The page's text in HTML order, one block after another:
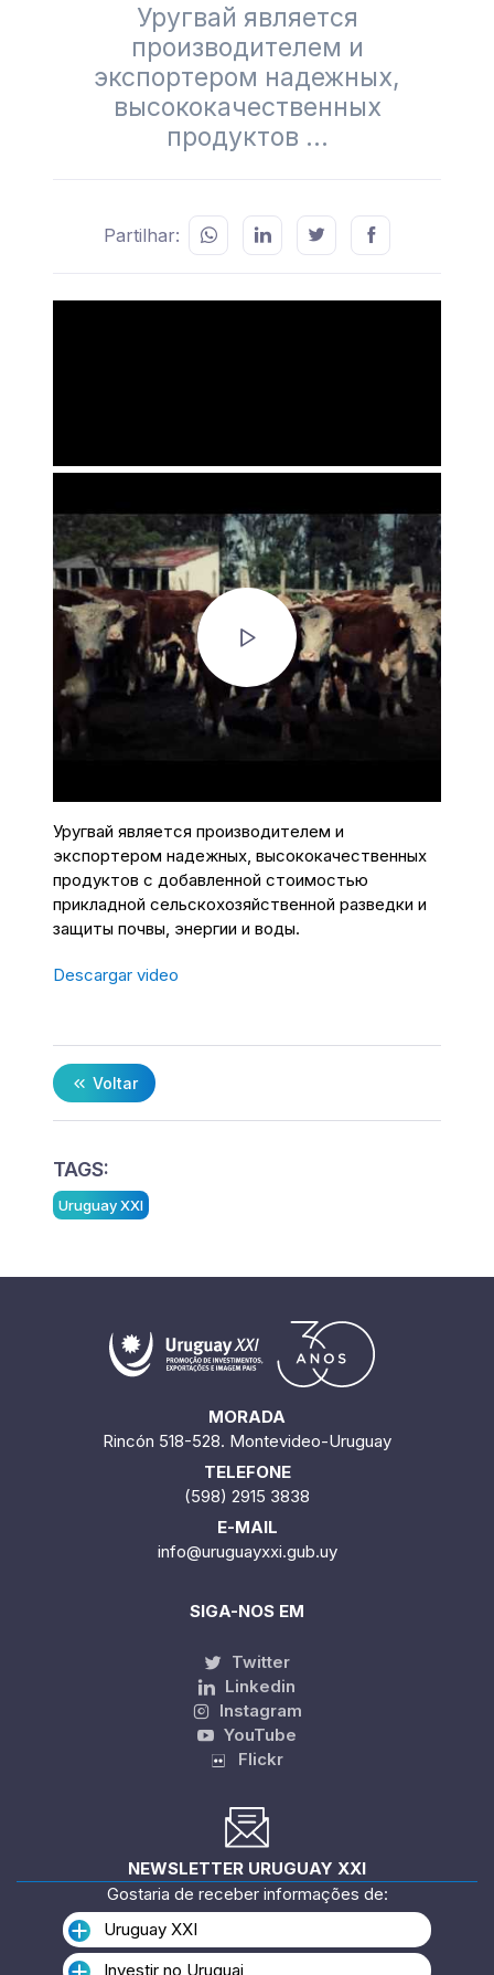
Уругвай является
производителем и
экспортером надежных,
высококачественных
продуктов ...
Partilhar:
Уругвай является производителем и
экспортером надежных, высококачественных
продуктов с добавленной стоимостью
прикладной сельскохозяйственной разведки и
защиты почвы, энергии и воды.
Descargar video
Voltar
TAGS:
Uruguay XXI
MORADA
Rincón 518-528. Montevideo-Uruguay
TELEFONE
(598) 2915 3838
E-MAIL
info@uruguayxxi.gub.uy
SIGA-NOS EM
Twitter
Linkedin
Instagram
YouTube
Flickr
NEWSLETTER URUGUAY XXI
Gostaria de receber informações de:
Uruguay XXI
Investir no Uruguai